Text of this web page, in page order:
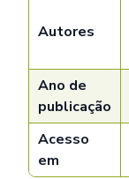
Autores
Ano de
publicação
Acesso
em